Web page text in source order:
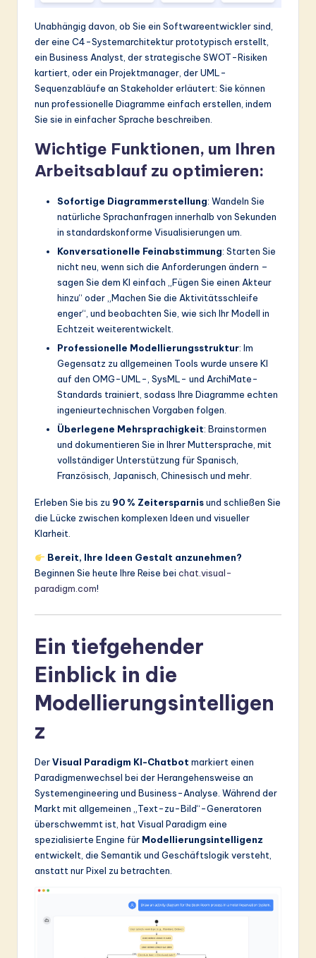
&
S
o
ft
w
Unabhängig davon, ob Sie ein Softwareentwickler sind,
der eine C4-Systemarchitektur prototypisch erstellt,
ein Business Analyst, der strategische SWOT-Risiken
kartiert, oder ein Projektmanager, der UML-
Sequenzabläufe an Stakeholder erläutert: Sie können
nun professionelle Diagramme einfach erstellen, indem
Sie sie in einfacher Sprache beschreiben.
Wichtige Funktionen, um Ihren
Arbeitsablauf zu optimieren:
Sofortige Diagrammerstellung: Wandeln Sie
natürliche Sprachanfragen innerhalb von Sekunden
in standardskonforme Visualisierungen um.
Konversationelle Feinabstimmung: Starten Sie
nicht neu, wenn sich die Anforderungen ändern –
sagen Sie dem KI einfach „Fügen Sie einen Akteur
hinzu“ oder „Machen Sie die Aktivitätsschleife
enger“, und beobachten Sie, wie sich Ihr Modell in
Echtzeit weiterentwickelt.
Professionelle Modellierungsstruktur: Im
Gegensatz zu allgemeinen Tools wurde unsere KI
auf den OMG-UML-, SysML- und ArchiMate-
Standards trainiert, sodass Ihre Diagramme echten
ingenieurtechnischen Vorgaben folgen.
Überlegene Mehrsprachigkeit: Brainstormen
und dokumentieren Sie in Ihrer Muttersprache, mit
vollständiger Unterstützung für Spanisch,
Französisch, Japanisch, Chinesisch und mehr.
Erleben Sie bis zu 90 % Zeitersparnisund schließen Sie
die Lücke zwischen komplexen Ideen und visueller
Klarheit.
Bereit, Ihre Ideen Gestalt anzunehmen?
Beginnen Sie heute Ihre Reise bei chat.visual-
paradigm.com!
Ein tiefgehender
Einblick in die
Modellierungsintelligen
z
DerVisual Paradigm KI-Chatbot markiert einen
Paradigmenwechsel bei der Herangehensweise an
Systemengineering und Business-Analyse. Während der
Markt mit allgemeinen „Text-zu-Bild“-Generatoren
überschwemmt ist, hat Visual Paradigm eine
spezialisierte Engine für Modellierungsintelligenz
entwickelt, die Semantik und Geschäftslogik versteht,
anstatt nur Pixel zu betrachten.